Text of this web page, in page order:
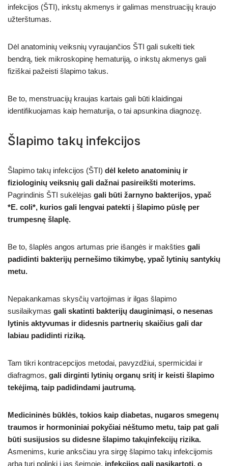
infekcijos (ŠTI), inkstų akmenys ir galimas menstruacijų kraujo
užterštumas.
Dėl anatominių veiksnių vyraujančios ŠTI gali sukelti tiek
bendrą, tiek mikroskopinę hematuriją, o inkstų akmenys gali
fiziškai pažeisti šlapimo takus.
Be to, menstruacijų kraujas kartais gali būti klaidingai
identifikuojamas kaip hematurija, o tai apsunkina diagnozę.
Šlapimo takų infekcijos
Šlapimo takų infekcijos (ŠTI) dėl keleto anatominių ir
fiziologinių veiksnių gali dažnai pasireikšti moterims.
Pagrindinis ŠTI sukėlėjas gali būti žarnyno bakterijos, ypač
*E. coli*, kurios gali lengvai patekti į šlapimo pūslę per
trumpesnę šlaplę.
Be to, šlaplės angos artumas prie išangės ir makšties gali
padidinti bakterijų pernešimo tikimybę, ypač lytinių santykių
metu.
Nepakankamas skysčių vartojimas ir ilgas šlapimo
susilaikymas gali skatinti bakterijų dauginimąsi, o nesenas
lytinis aktyvumas ir didesnis partnerių skaičius gali dar
labiau padidinti riziką.
Tam tikri kontracepcijos metodai, pavyzdžiui, spermicidai ir
diafragmos, gali dirginti lytinių organų sritį ir keisti šlapimo
tekėjimą, taip padidindami jautrumą.
Medicininės būklės, tokios kaip diabetas, nugaros smegenų
traumos ir hormoniniai pokyčiai nėštumo metu, taip pat gali
būti susijusios su didesne šlapimo takųinfekcijų rizika.
Asmenims, kurie anksčiau yra sirgę šlapimo takų infekcijomis
arba turi polinkį į jas šeimoje, infekcijos gali pasikartoti, o